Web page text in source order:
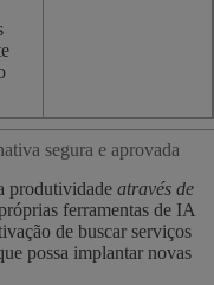
segura e aprovada
produtividade através de
ferramentas de IA
de buscar serviços
possa implantar novas